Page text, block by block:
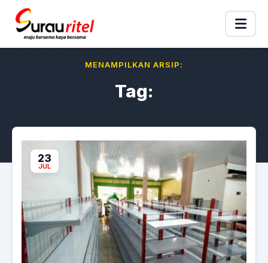
MENAMPILKAN ARSIP:
Tag:
23
JUL